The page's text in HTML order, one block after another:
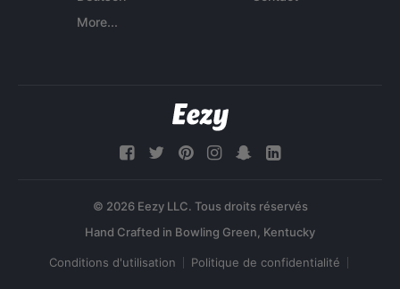
More...
© 2026 Eezy LLC. Tous droits réservés
Conditions d'utilisation Politique de confidentialité